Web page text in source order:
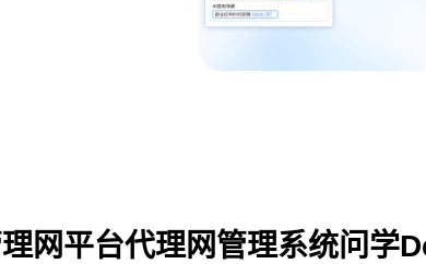
网平台代理网管理系统问学